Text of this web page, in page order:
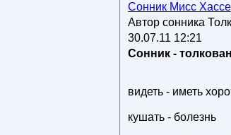
Сонник Мисс
Автор сонника
30.07.11 12:21
Сонник -
видеть - иметь
кушать - болезнь